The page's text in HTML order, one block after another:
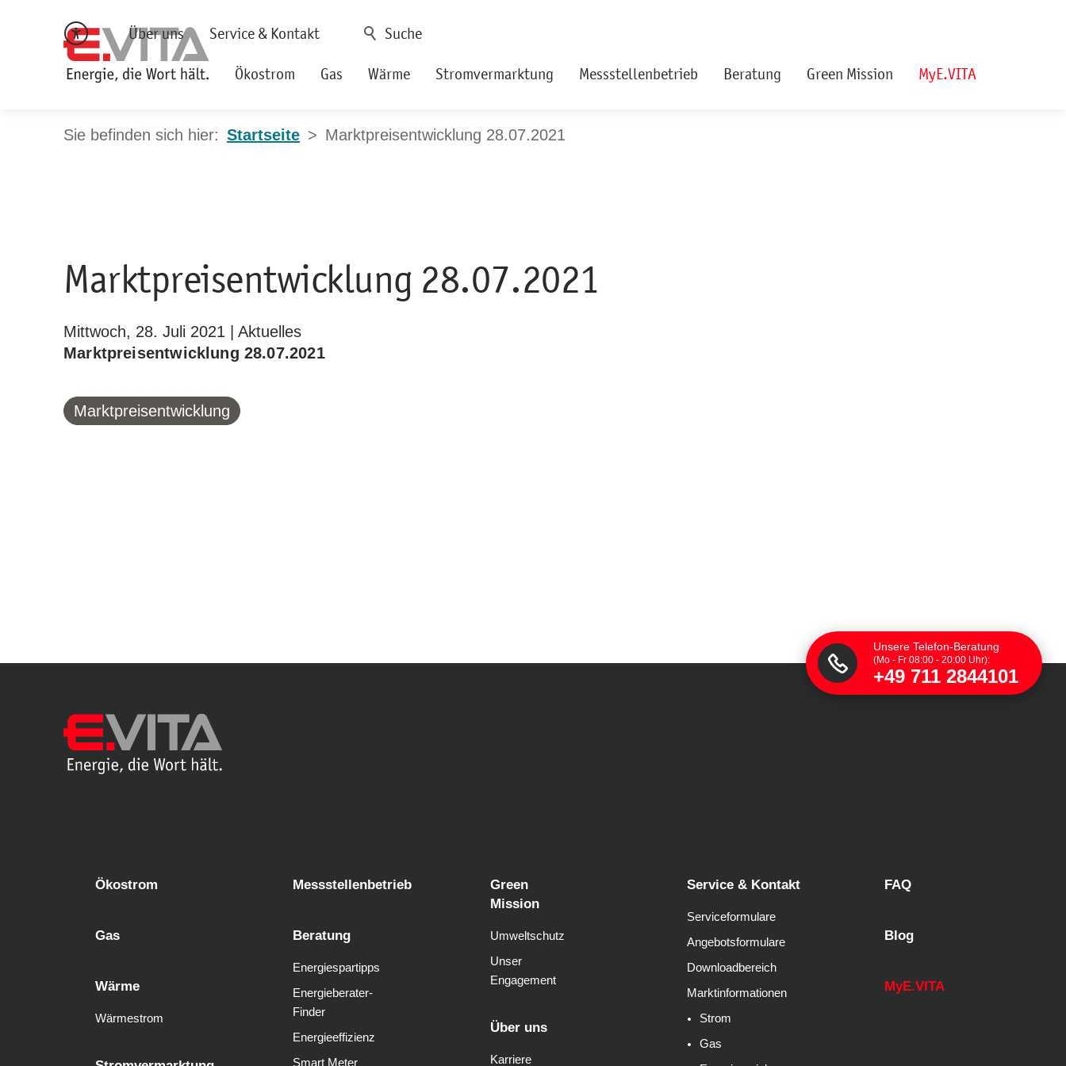
Über uns Service & Kontakt
Ökostrom Gas Wärme Stromvermarktung Messstellenbetrieb Beratung Green Mission MyE.VITA
Startseite Marktpreisentwicklung 28.07.2021
Marktpreisentwicklung 28.07.2021
Mittwoch, 28. Juli 2021 | Aktuelles
Marktpreisentwicklung 28.07.2021
Marktpreisentwicklung
Ökostrom
Gas
Wärme
Wärmestrom
Messstellenbetrieb
Beratung
Energiespartipps
Energieberater-
Finder
Energieeffizienz
Smart Meter
Green
Mission
Umweltschutz
Unser
Engagement
Über uns
Karriere
Service & Kontakt
Serviceformulare
Angebotsformulare
Downloadbereich
Marktinformationen
Strom
Gas
FAQ
Blog
MyE.VITA
Unsere Telefon-Beratung
(Mo - Fr 08:00 - 20:00 Uhr):
+49 711 2844101